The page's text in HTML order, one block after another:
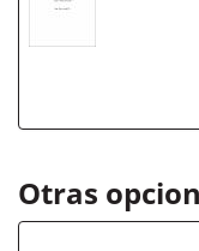
Otras